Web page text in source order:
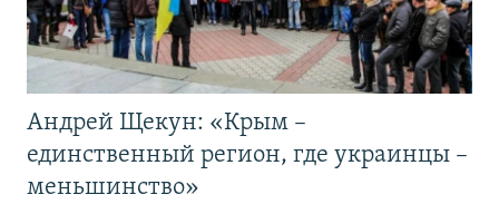
Андрей Щекун: «Крым –
единственный регион, где украинцы –
меньшинство»